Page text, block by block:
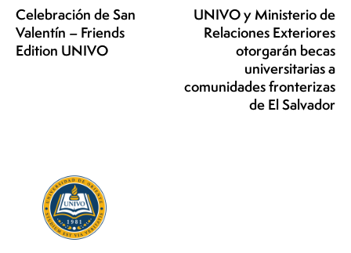
Celebración de San
Valentín – Friends
Edition UNIVO
UNIVO y Ministerio de
Relaciones Exteriores
otorgarán becas
universitarias a
comunidades fronterizas
de El Salvador